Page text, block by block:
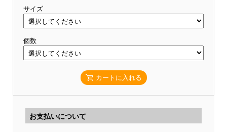
サイズ
個数
カートに入れる
お支払いについて